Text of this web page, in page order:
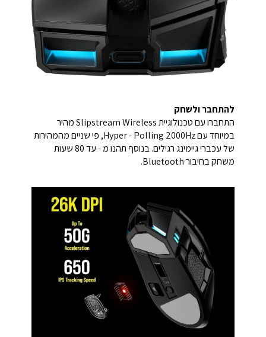
להתחבר ולשחק
התחברו עם טכנולוגיית Slipstream Wireless מהיר
במיוחד עם Hyper - Polling 2000Hz, פי שניים מהמהירות
של עכברי גיימינג רגילים. בנוסף תהנו מ - עד 80 שעות
משחק בחיבור Bluetooth.